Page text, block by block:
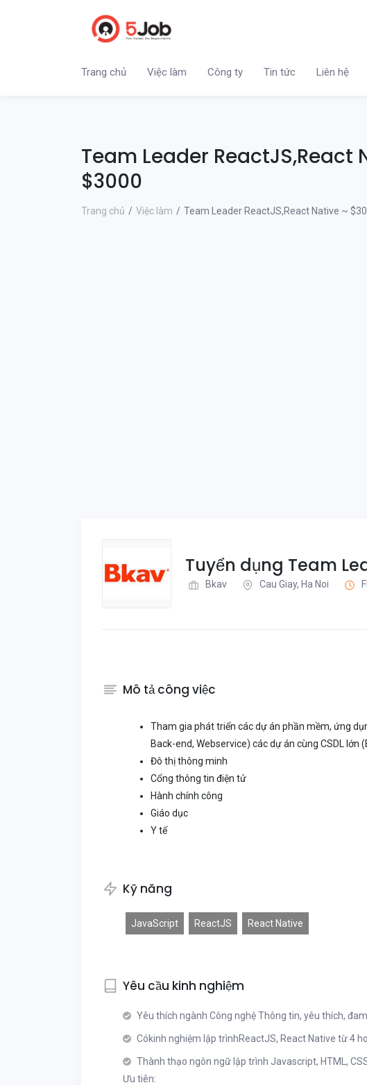
Trang chủ Việc làm Công ty Tin tức Liên hệ
Team Leader ReactJS,React
$3000
Trang chủ Việc làm Team Leader ReactJS,React Native ~
Tuyển dụng Team
Bkav Cau Giay, Ha Noi
Mô tả công việc
Tham gia phát triển các dự án phần mềm, ứng
Back-end, Webservice) các dự án cùng CSDL lớn
Đô thị thông minh
Cổng thông tin điện tử
Hành chính công
Giáo dục
Y tế
Kỹ năng
JavaScript ReactJS React Native
Yêu cầu kinh nghiệm
Yêu thích ngành Công nghệ Thông tin, yêu thích,
Cókinh nghiệm lập trìnhReactJS, React Native từ 4
Thành thạo ngôn ngữ lập trình Javascript, HTML,
Ưu tiên: